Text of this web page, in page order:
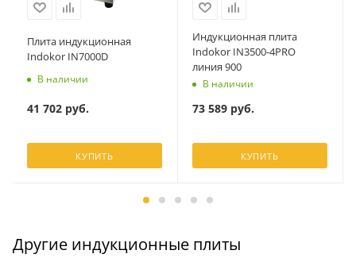
Плита индукционная
Indokor IN7000D
В наличии
41 702руб.
КУПИТЬ
Индукционная плита
Indokor IN3500-4PRO
линия 900
В наличии
73 589руб.
КУПИТЬ
Другие индукционные плиты